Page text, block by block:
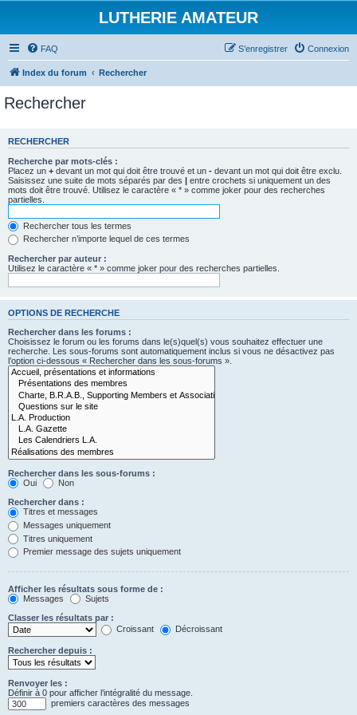
LUTHERIE AMATEUR
FAQ Connexion
S’enregistrer
Index du forum Rechercher
Rechercher
RECHERCHER
Recherche par mots-clés :
Placez un + devant un mot qui doit être trouvé et un - devant un mot qui doit être exclu.
Saisissez une suite de mots séparés par des | entre crochets si uniquement un des
mots doit être trouvé. Utilisez le caractère « * » comme joker pour des recherches
partielles.
Rechercher tous les termes
Rechercher n’importe lequel de ces termes
Rechercher par auteur :
Utilisez le caractère « * » comme joker pour des recherches partielles.
OPTIONS DE RECHERCHE
Rechercher dans les forums :
Choisissez le forum ou les forums dans le(s)quel(s) vous souhaitez effectuer une
recherche. Les sous-forums sont automatiquement inclus si vous ne désactivez pas
l’option ci-dessous « Rechercher dans les sous-forums ».
Rechercher dans les sous-forums :
Oui
Non
Rechercher dans :
Titres et messages
Messages uniquement
Titres uniquement
Premier message des sujets uniquement
Afficher les résultats sous forme de :
Messages
Sujets
Classer les résultats par :
Croissant
Décroissant
Rechercher depuis :
Renvoyer les :
Définir à 0 pour afficher l’intégralité du message.
premiers caractères des messages